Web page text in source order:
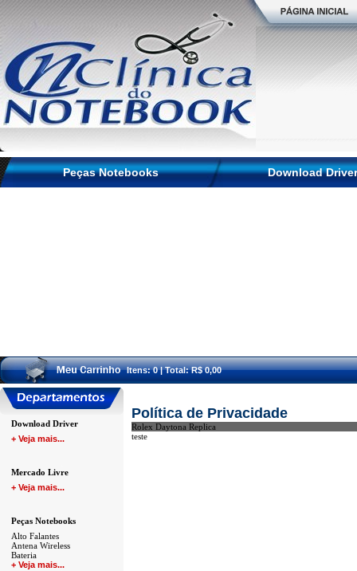
Peças Notebooks Download Driver
Itens: 0 | Total: R$ 0,00
Download Driver
+ Veja mais...
Mercado Livre
+ Veja mais...
Peças Notebooks
Alto Falantes
Antena Wireless
Bateria
+ Veja mais...
Política de Privacidade
Rolex Daytona Replica
teste